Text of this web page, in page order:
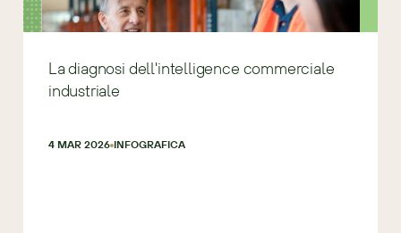
La diagnosi dell'intelligence commerciale
industriale
4 MAR 2026 INFOGRAFICA